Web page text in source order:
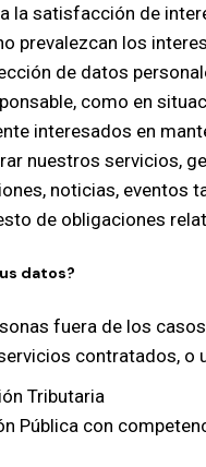
la satisfacción de
prevalezcan los
de datos
como en
interesados en
nuestros servicios,
noticias, eventos
de obligaciones
datos?
fuera de los
contratados,
Tributaria
Pública con